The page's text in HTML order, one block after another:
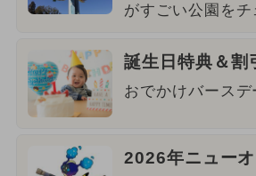
がすごい公園をチ
誕生日特典＆割
おでかけバース
2026年ニューオ